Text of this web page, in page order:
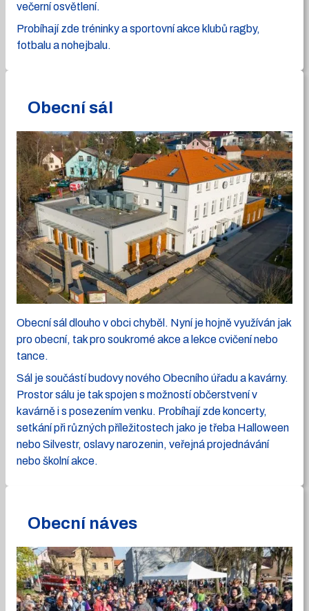
večerní osvětlení.
Probíhají zde tréninky a sportovní akce klubů ragby,
fotbalu a nohejbalu.
Obecní sál
Obecní sál dlouho v obci chyběl. Nyní je hojně využíván jak
pro obecní, tak pro soukromé akce a lekce cvičení nebo
tance.
Sál je součástí budovy nového Obecního úřadu a kavárny.
Prostor sálu je tak spojen s možností občerstvení v
kavárně i s posezením venku. Probíhají zde koncerty,
setkání při různých příležitostech jako je třeba Halloween
nebo Silvestr, oslavy narozenin, veřejná projednávání
nebo školní akce.
Obecní náves